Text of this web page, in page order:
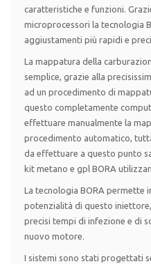
caratteristiche e funzioni.
microprocessori la tecnologia
aggiustamenti più rapidi e
La mappatura della
semplice, grazie alla
ad un procedimento di
questo completamente
effettuare manualmente la
procedimento automatico,
da effettuare a questo punto
kit metano e gpl BORA
La tecnologia BORA permette
potenzialità di questo
precisi tempi di infezione e di
nuovo motore.
I sistemi sono stati progettati